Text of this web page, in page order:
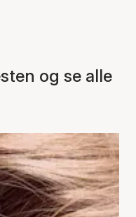
og se alle